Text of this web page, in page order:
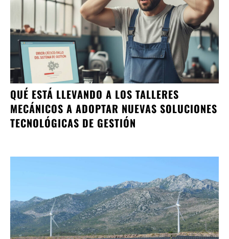
QUÉ ESTÁ LLEVANDO A LOS TALLERES
MECÁNICOS A ADOPTAR NUEVAS SOLUCIONES
TECNOLÓGICAS DE GESTIÓN